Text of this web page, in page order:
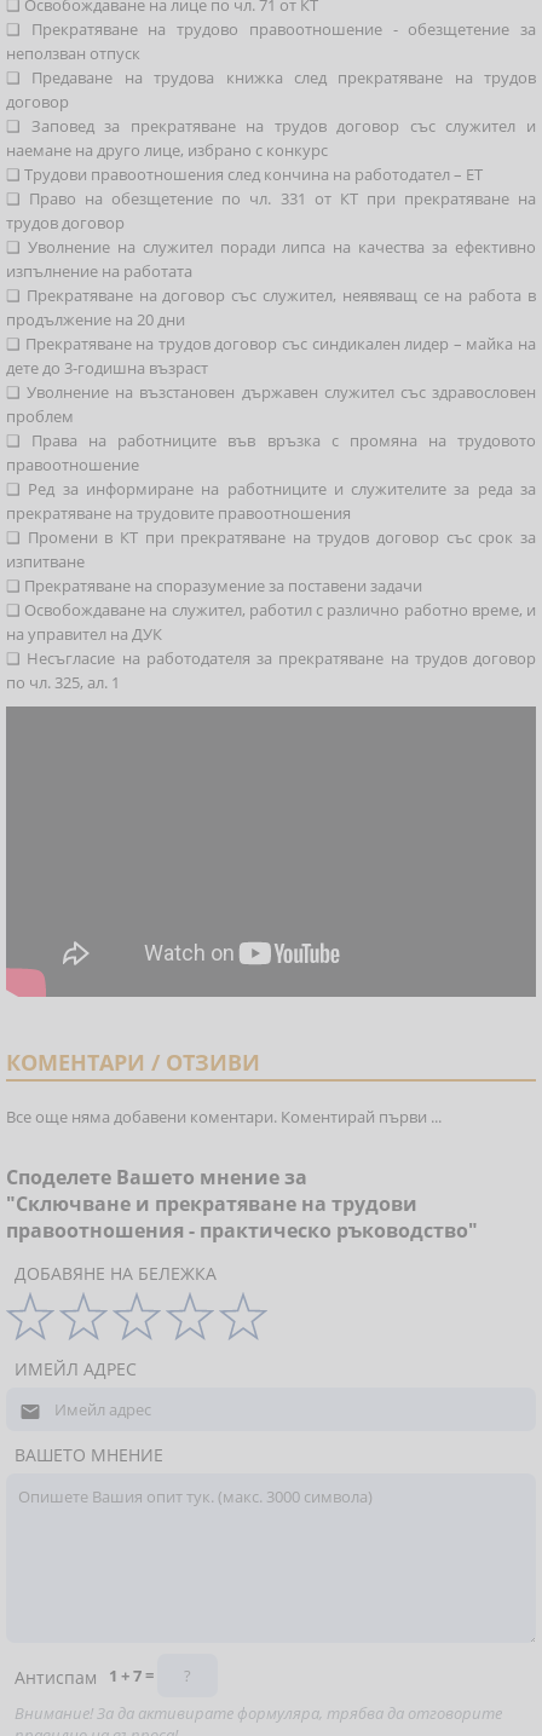
❑ Освобождаване на лице по чл. 71 от КТ
❑ Прекратяване на трудово правоотношение - обезщетение за
неползван отпуск
❑ Предаване на трудова книжка след прекратяване на трудов
договор
❑ Заповед за прекратяване на трудов договор със служител и
наемане на друго лице, избрано с конкурс
❑ Трудови правоотношения след кончина на работодател – ЕТ
❑ Право на обезщетение по чл. 331 от КТ при прекратяване на
трудов договор
❑ Уволнение на служител поради липса на качества за ефективно
изпълнение на работата
❑ Прекратяване на договор със служител, неявяващ се на работа в
продължение на 20 дни
❑ Прекратяване на трудов договор със синдикален лидер – майка на
дете до 3-годишна възраст
❑ Уволнение на възстановен държавен служител със здравословен
проблем
❑ Права на работниците във връзка с промяна на трудовото
правоотношение
❑ Ред за информиране на работниците и служителите за реда за
прекратяване на трудовите правоотношения
❑ Промени в КТ при прекратяване на трудов договор със срок за
изпитване
❑ Прекратяване на споразумение за поставени задачи
❑ Освобождаване на служител, работил с различно работно време, и
на управител на ДУК
❑ Несъгласие на работодателя за прекратяване на трудов договор
по чл. 325, ал. 1
КОМЕНТАРИ / ОТЗИВИ
Все още няма добавени коментари. Коментирай първи ...
Споделете Вашето мнение за
"Сключване и прекратяване на трудови
правоотношения - практическо ръководство"
ДОБАВЯНЕ НА БЕЛЕЖКА
ИМЕЙЛ АДРЕС

ВАШЕТО МНЕНИЕ
Антиспам
1 + 7 =
Внимание! За да активирате формуляра, трябва да отговорите